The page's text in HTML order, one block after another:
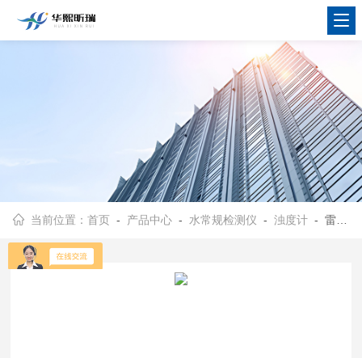
当前位置：首页 - 产品中心 - 水常规检测仪 -浊度计 - 雷磁WZB-170型便携式浊度计 数显手持浊度检测仪